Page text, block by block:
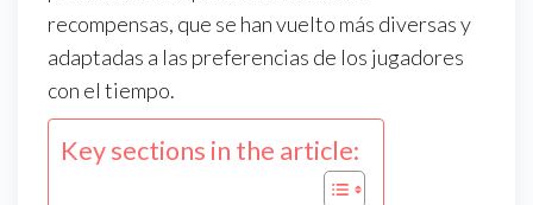
recompensas, que se han vuelto más diversas y
adaptadas a las preferencias de los jugadores
con el tiempo.
Key sections in the article: